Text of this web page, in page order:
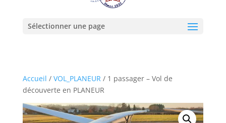
Sélectionner une page
Accueil / VOL_PLANEUR/ 1 passager – Vol de
découverte en PLANEUR